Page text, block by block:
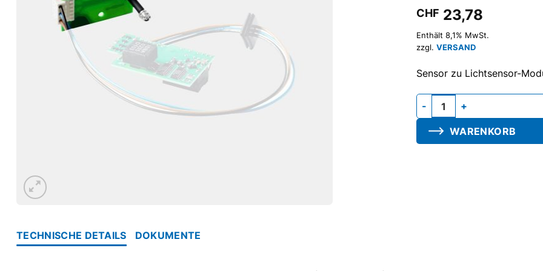
CHF 23,78
Enthält 8,1% MwSt.
zzgl. VERSAND
Sensor zu Lichtsensor-
Sensor-Modul C-LI, für Serie
WARENKORB
TECHNISCHE DETAILS DOKUMENTE